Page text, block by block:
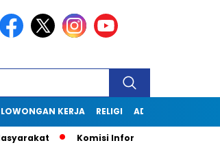
LOWONGAN KERJA RELIGI ADVERTORIAL
Komisi Informasi Jabar Kunjungi